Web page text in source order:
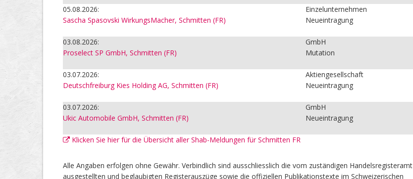
05.08.2026:
Sascha Spasovski WirkungsMacher, Schmitten (FR)
Einzelunternehmen
Neueintragung
03.08.2026:
Proselect SP GmbH, Schmitten (FR)
GmbH
Mutation
03.07.2026:
Deutschfreiburg Kies Holding AG, Schmitten (FR)
Aktiengesellschaft
Neueintragung
03.07.2026:
Ukic Automobile GmbH, Schmitten (FR)
GmbH
Neueintragung
Klicken Sie hier für die Übersicht aller Shab-Meldungen für Schmitten FR
Alle Angaben erfolgen ohne Gewähr. Verbindlich sind ausschliesslich die vom zuständigen Handelsregisteramt
ausgestellten und beglaubigten Registerauszüge sowie die offiziellen Publikationstexte im Schweizerischen